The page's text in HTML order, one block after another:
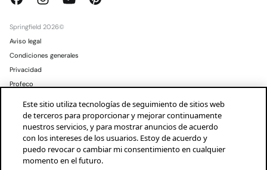
Springfield 2026©
Aviso legal
Condiciones generales
Privacidad
Profeco
Mexico Español
¡descarga la app!
Este sitio utiliza tecnologías de seguimiento de sitios web
de terceros para proporcionar y mejorar continuamente
nuestros servicios, y para mostrar anuncios de acuerdo
con los intereses de los usuarios. Estoy de acuerdo y
puedo revocar o cambiar mi consentimiento en cualquier
momento en el futuro.